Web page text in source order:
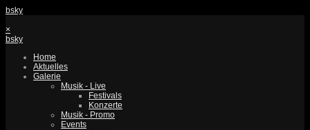
bsky
×
bsky
Home
Aktuelles
Galerie
Musik - Live
Festivals
Konzerte
Musik - Promo
Events